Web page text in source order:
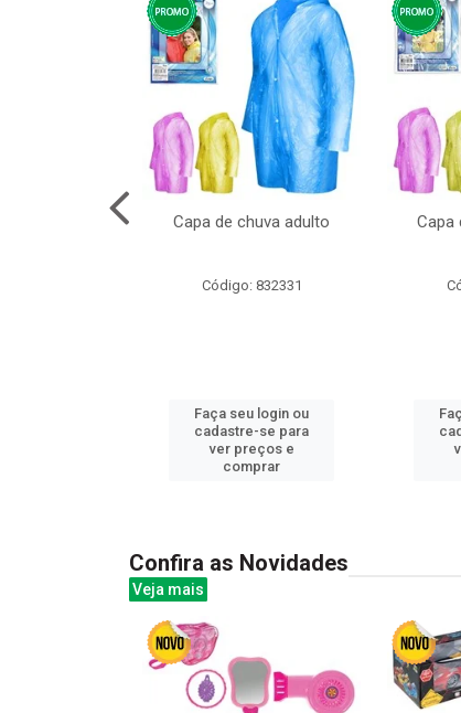
Capa de chuva adulto
Código: 832331
Faça seu login ou
cadastre-se para
ver preços e
comprar
Capa
Confira as Novidades
Veja mais